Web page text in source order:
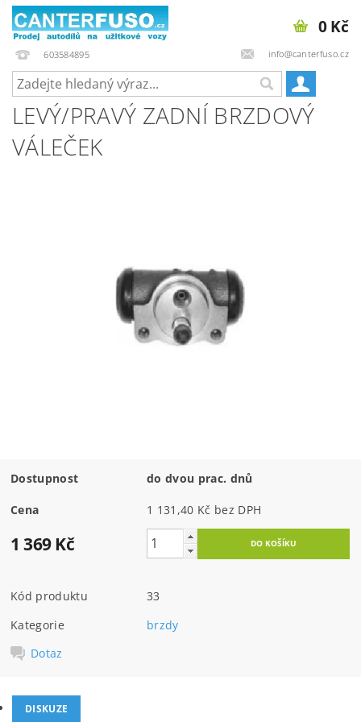
603584895 info@canterfuso.cz
0 Kč
LEVÝ/PRAVÝ ZADNÍ BRZDOVÝ
VÁLEČEK
Dostupnost do dvou prac. dnů
Cena 1 131,40 Kč bez DPH
1 369 Kč
Kód produktu
33
Kategorie
brzdy
Dotaz
DISKUZE